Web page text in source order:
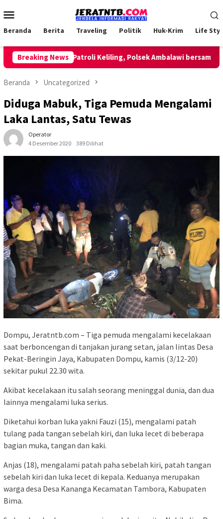
ke
Mobile
Beranda Berita Traveling Politik Huk-Krim Life
Breaking News
Lakukan Patroli Keliling, Polsek Ambalawi bersama TNI dan
Beranda Uncategorized
Diduga Mabuk, Tiga Pemuda Mengalami
Laka Lantas, Satu Tewas
Operator
4 Desember 2020
389 Dilihat
Dompu, Jeratntb.com – Tiga pemuda mengalami kecelakaan
saat berboncengan di tanjakan jurang setan, jalan lintas Desa
Pekat-Beringin Jaya, Kabupaten Dompu, kamis (3/12-20)
sekitar pukul 22.30 wita.
Akibat kecelakaan itu salah seorang meninggal dunia, dan dua
lainnya mengalami luka serius.
Diketahui korban luka yakni Fauzi (15), mengalami patah
tulang pada tangan sebelah kiri, dan luka lecet di beberapa
bagian muka, tangan dan kaki.
Anjas (18), mengalami patah paha sebelah kiri, patah tangan
sebelah kiri dan luka lecet di kepala. Keduanya merupakan
warga desa Desa Kananga Kecamatan Tambora, Kabupaten
Bima.